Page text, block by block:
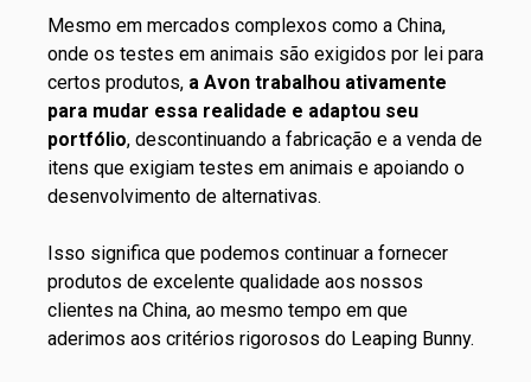
Mesmo em mercados complexos como a China,
onde os testes em animais são exigidos por lei para
certos produtos, a Avon trabalhou ativamente
para mudar essa realidade e adaptou seu
portfólio, descontinuando a fabricação e a venda de
itens que exigiam testes em animais e apoiando o
desenvolvimento de alternativas.
Isso significa que podemos continuar a fornecer
produtos de excelente qualidade aos nossos
clientes na China, ao mesmo tempo em que
aderimos aos critérios rigorosos do Leaping Bunny.